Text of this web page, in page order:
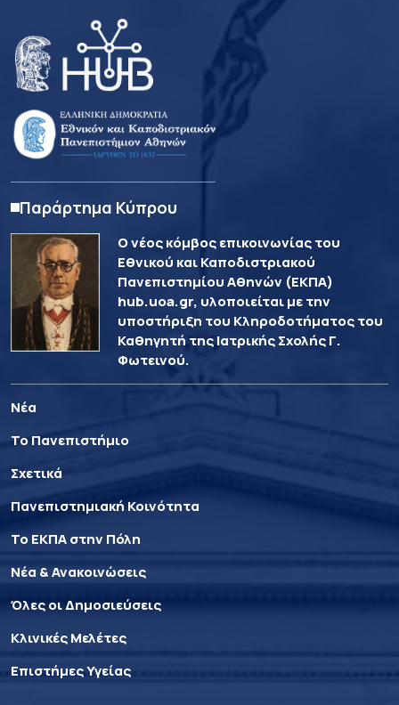
Παράρτημα Κύπρου
Ο νέος κόμβος επικοινωνίας του
Εθνικού και Καποδιστριακού
Πανεπιστημίου Αθηνών (ΕΚΠΑ)
hub.uoa.gr, υλοποιείται με την
υποστήριξη του Κληροδοτήματος του
Καθηγητή της Ιατρικής Σχολής Γ.
Φωτεινού.
Νέα
Το Πανεπιστήμιο
Σχετικά
Πανεπιστημιακή Κοινότητα
Το ΕΚΠΑ στην Πόλη
Νέα & Ανακοινώσεις
Όλες οι Δημοσιεύσεις
Κλινικές Μελέτες
Επιστήμες Υγείας